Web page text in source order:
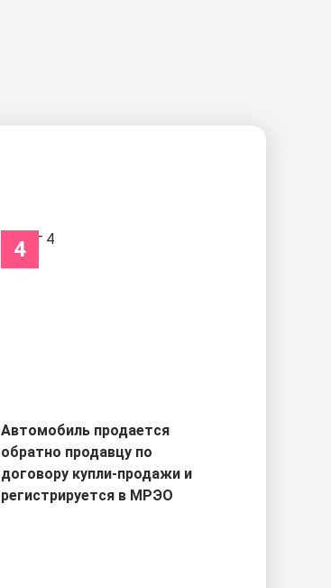
4
Автомобиль продается
обратно продавцу по
договору купли-продажи и
регистрируется в МРЭО